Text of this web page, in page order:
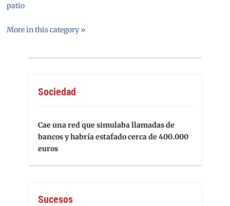
patio
More in this category »
Sociedad
Cae una red que simulaba llamadas de
bancos y habría estafado cerca de 400.000
euros
Sucesos